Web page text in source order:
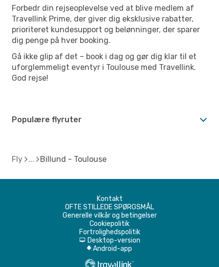
Forbedr din rejseoplevelse ved at blive medlem af
Travellink Prime, der giver dig eksklusive rabatter,
prioriteret kundesupport og belønninger, der sparer
dig penge på hver booking.
Gå ikke glip af det – book i dag og gør dig klar til et
uforglemmeligt eventyr i Toulouse med Travellink.
God rejse!
Populære flyruter
Fly Billund - Toulouse
Kontakt
OFTE STILLEDE SPØRGSMÅL
Generelle vilkår og betingelser
Cookiepolitik
Fortrolighedspolitik
d Desktop-version
A Android-app